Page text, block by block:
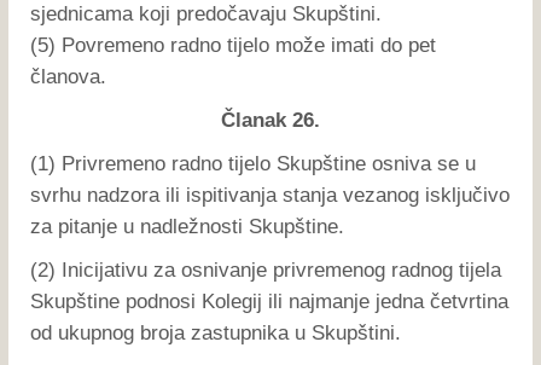
sjednicama koji predočavaju Skupštini.
(5) Povremeno radno tijelo može imati do pet
članova.
Članak 26.
(1) Privremeno radno tijelo Skupštine osniva se u
svrhu nadzora ili ispitivanja stanja vezanog isključivo
za pitanje u nadležnosti Skupštine.
(2) Inicijativu za osnivanje privremenog radnog tijela
Skupštine podnosi Kolegij ili najmanje jedna četvrtina
od ukupnog broja zastupnika u Skupštini.